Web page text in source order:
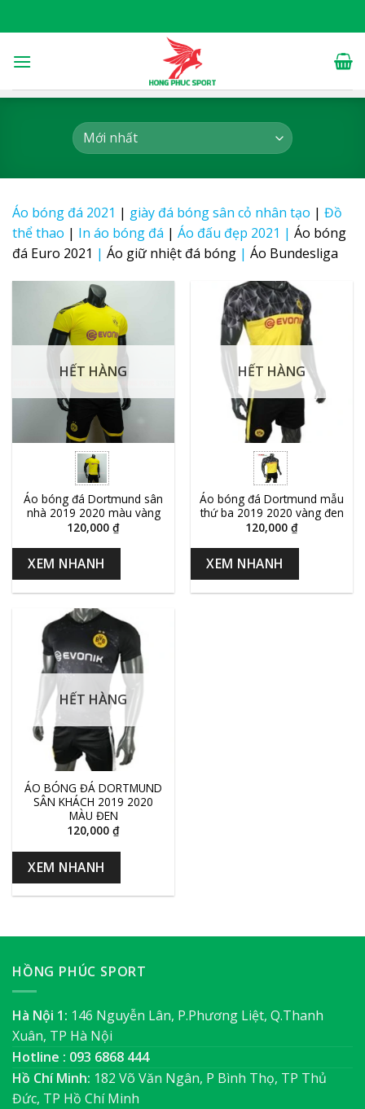
to
Áo bóng đá 2021 | giày đá bóng sân cỏ nhân tạo | Đồ
thể thao | In áo bóng đá | Áo đấu đẹp 2021 | Áo bóng
đá Euro 2021 | Áo giữ nhiệt đá bóng | Áo Bundesliga
HẾT HÀNG
Áo bóng đá Dortmund sân
nhà 2019 2020 màu vàng
120,000 ₫
XEM NHANH
HẾT HÀNG
Áo bóng đá Dortmund mẫu
thứ ba 2019 2020 vàng đen
120,000 ₫
XEM NHANH
HẾT HÀNG
ÁO BÓNG ĐÁ DORTMUND
SÂN KHÁCH 2019 2020
MÀU ĐEN
120,000 ₫
XEM NHANH
HỒNG PHÚC SPORT
Hà Nội 1: 146 Nguyễn Lân, P.Phương Liệt, Q.Thanh
Xuân, TP Hà Nội
Hotline : 093 6868 444
Hồ Chí Minh: 182 Võ Văn Ngân, P Bình Thọ, TP Thủ
Đức, TP Hồ Chí Minh